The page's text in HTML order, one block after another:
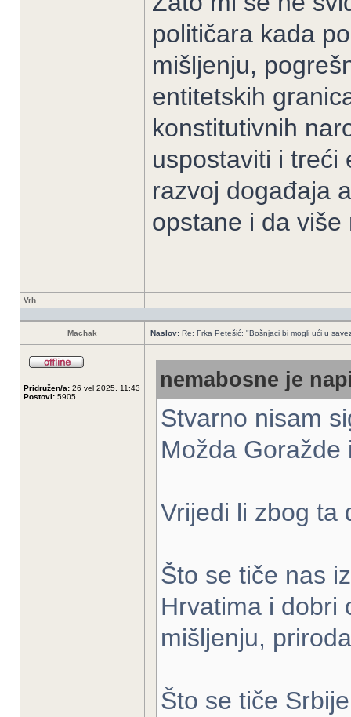
političara kada
mišljenju,
entitetskih
konstitutivnih
uspostaviti i treći
razvoj događaja
opstane i da
Vrh
Machak Naslov: Re: Frka Petešić: "Bošnjaci bi mogli ući u
Pridružen/a: 26 vel 2025, 11:43
Postovi: 5905
nemabosne je
Stvarno nisam
Možda Goražde
Vrijedi li zbog ta
Što se tiče nas
Hrvatima i dobri
mišljenju,
Što se tiče